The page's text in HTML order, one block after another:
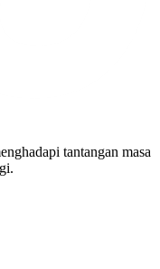
tantangan masa